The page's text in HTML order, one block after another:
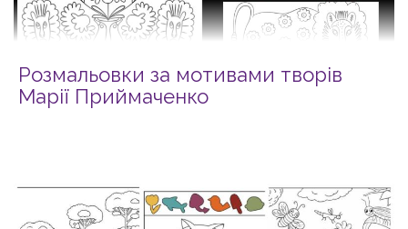
Розмальовки за мотивами творів
Марії Приймаченко